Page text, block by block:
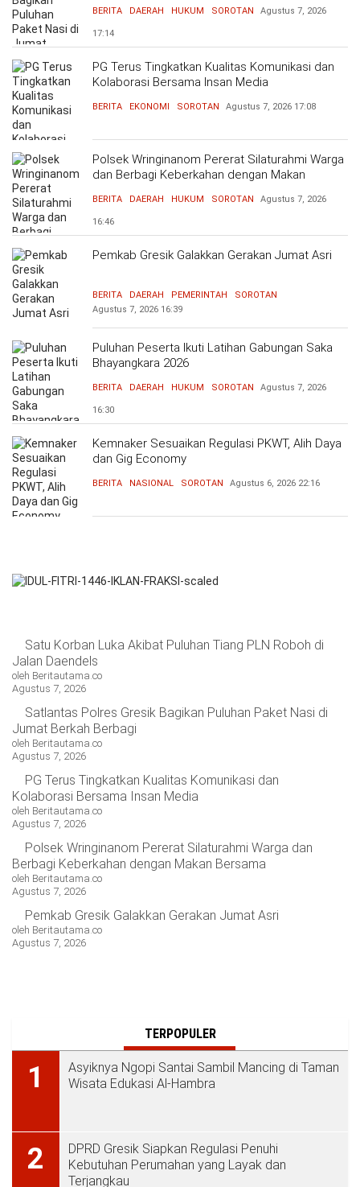
BERITA DAERAH HUKUM SOROTAN Agustus 7, 2026
17:14
PG Terus Tingkatkan Kualitas Komunikasi dan
Kolaborasi Bersama Insan Media
BERITA EKONOMI SOROTAN Agustus 7, 2026 17:08
Polsek Wringinanom Pererat Silaturahmi Warga
dan Berbagi Keberkahan dengan Makan
BERITA DAERAH HUKUM SOROTAN Agustus 7, 2026
16:46
Pemkab Gresik Galakkan Gerakan Jumat Asri
BERITA DAERAH PEMERINTAH
SOROTAN
Agustus 7, 2026 16:39
Puluhan Peserta Ikuti Latihan Gabungan Saka
Bhayangkara 2026
BERITA DAERAH HUKUM SOROTAN Agustus 7, 2026
16:30
Kemnaker Sesuaikan Regulasi PKWT, Alih Daya
dan Gig Economy
BERITA NASIONAL SOROTAN Agustus 6, 2026 22:16
Satu Korban Luka Akibat Puluhan Tiang PLN Roboh di
Jalan Daendels
oleh Beritautama.co
Agustus 7, 2026
Satlantas Polres Gresik Bagikan Puluhan Paket Nasi di
Jumat Berkah Berbagi
oleh Beritautama.co
Agustus 7, 2026
PG Terus Tingkatkan Kualitas Komunikasi dan
Kolaborasi Bersama Insan Media
oleh Beritautama.co
Agustus 7, 2026
Polsek Wringinanom Pererat Silaturahmi Warga dan
Berbagi Keberkahan dengan Makan Bersama
oleh Beritautama.co
Agustus 7, 2026
Pemkab Gresik Galakkan Gerakan Jumat Asri
oleh Beritautama.co
Agustus 7, 2026
TERPOPULER
1
Asyiknya Ngopi Santai Sambil Mancing di Taman
Wisata Edukasi Al-Hambra
2
DPRD Gresik Siapkan Regulasi Penuhi
Kebutuhan Perumahan yang Layak dan
Terjangkau